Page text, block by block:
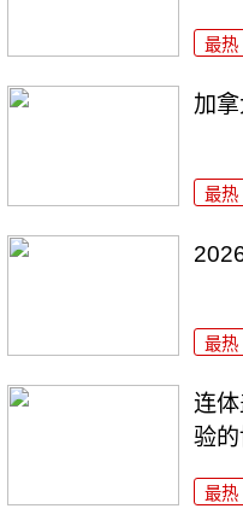
最热
加
最热
最热
连
验
最热